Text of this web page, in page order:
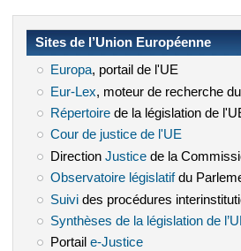
Sites de l’Union Européenne
Europa(le lien est externe)
, portail de l'UE
Eur-Lex (le lien est externe)
, moteur de recherche
Répertoire(le lien est externe)
de la législation de
Cour de justice de l'UE
Direction Justice(le lien est
de la
Observatoire législatif(le lien est
du
Suivi(le lien est externe)
des procédures
Synthèses de la législation de
Portail e-Justice(le lien est externe)